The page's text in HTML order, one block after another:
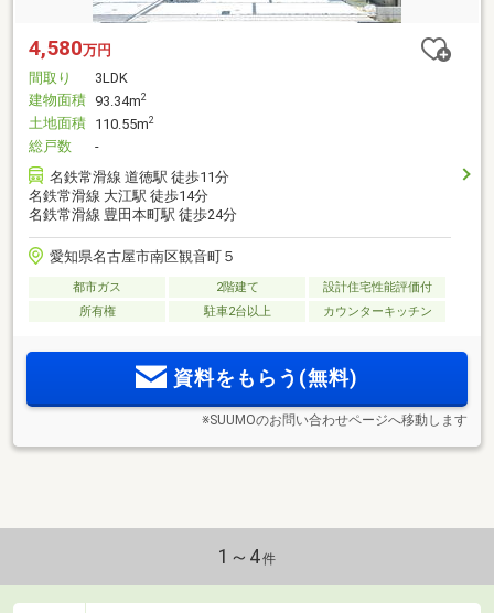
4,580万円
間取り
3LDK
建物面積 93.34m2
土地面積 110.55m2
総戸数
-
名鉄常滑線 道徳駅 徒歩11分
名鉄常滑線 大江駅 徒歩14分
名鉄常滑線 豊田本町駅 徒歩24分
愛知県名古屋市南区観音町５
都市ガス 2階建て
設計住宅性能評価付
所有権
駐車2台以上 カウンターキッチン
資料をもらう(無料)
※SUUMOのお問い合わせページへ移動します
1～4件